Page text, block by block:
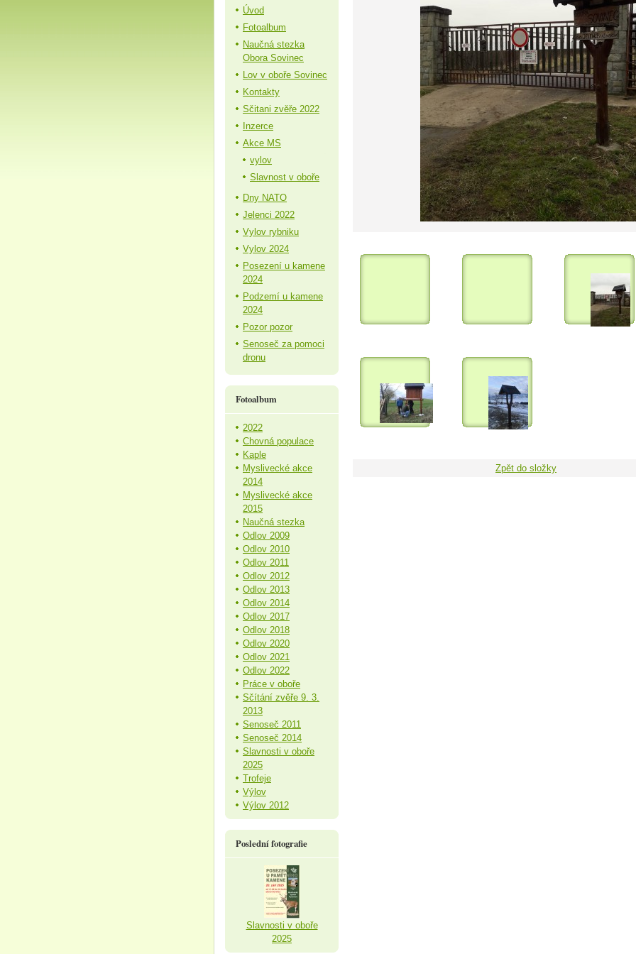
Zpět do složky
Úvod
Fotoalbum
Naučná stezka
Obora Sovinec
Lov v oboře Sovinec
Kontakty
Sčitani zvěře 2022
Inzerce
Akce MS
vylov
Slavnost v oboře
Dny NATO
Jelenci 2022
Vylov rybniku
Vylov 2024
Posezení u kamene
2024
Podzemí u kamene
2024
Pozor pozor
Senoseč za pomoci
dronu
Fotoalbum
2022
Chovná populace
Kaple
Myslivecké akce
2014
Myslivecké akce
2015
Naučná stezka
Odlov 2009
Odlov 2010
Odlov 2011
Odlov 2012
Odlov 2013
Odlov 2014
Odlov 2017
Odlov 2018
Odlov 2020
Odlov 2021
Odlov 2022
Práce v oboře
Sčítání zvěře 9. 3.
2013
Senoseč 2011
Senoseč 2014
Slavnosti v oboře
2025
Trofeje
Výlov
Výlov 2012
Poslední fotografie
Slavnosti v oboře
2025